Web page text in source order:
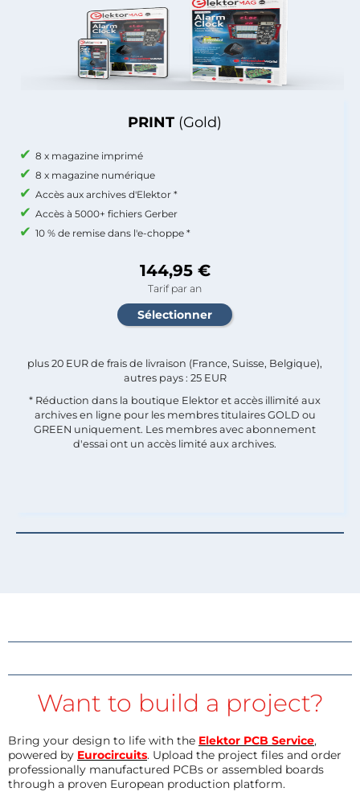
PRINT (Gold)
8 x magazine imprimé
8 x magazine numérique
Accès aux archives d'Elektor *
Accès à 5000+ fichiers Gerber
10 % de remise dans l'e-choppe *
144,95 €
Tarif par an
plus 20 EUR de frais de livraison (France, Suisse, Belgique),
autres pays : 25 EUR
* Réduction dans la boutique Elektor et accès illimité aux
archives en ligne pour les membres titulaires GOLD ou
GREEN uniquement. Les membres avec abonnement
d'essai ont un accès limité aux archives.
Want to build a project?
Bring your design to life with the Elektor PCB Service,
powered by Eurocircuits. Upload the project files and order
professionally manufactured PCBs or assembled boards
through a proven European production platform.